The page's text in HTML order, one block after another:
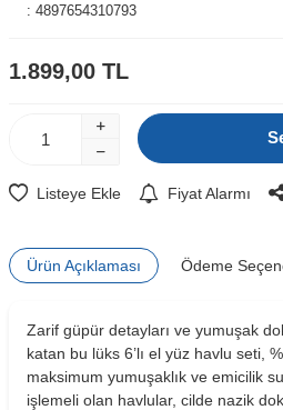
: 4897654310793
1.899,00 TL
Listeye Ekle Fiyat Alarmı
Ürün Açıklaması Ödeme
Zarif güpür detayları ve yumuşak
katan bu lüks 6’lı el yüz havlu seti,
maksimum yumuşaklık ve emicilik
işlemeli olan havlular, cilde nazik